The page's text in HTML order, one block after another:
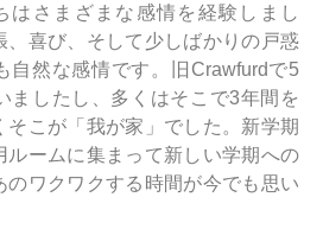
はさまざまな感情を経験しまし
、喜び、そして少しばかりの戸惑
然な感情です。旧Crawfurdで5
ましたし、多くはそこで3年間を
そこが「我が家」でした。新学期
ルームに集まって新しい学期への
のワクワクする時間が今でも思い